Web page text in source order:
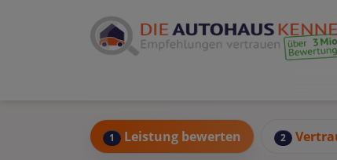
1 Leistung bewerten 2